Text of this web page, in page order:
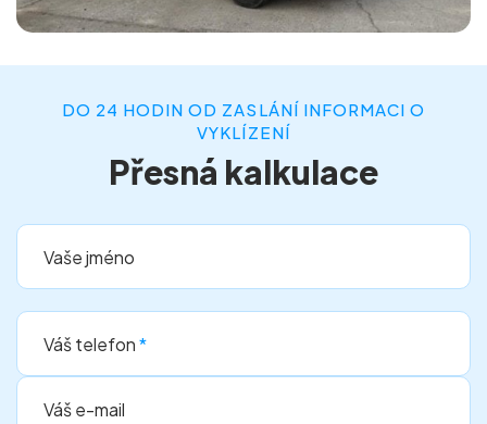
DO 24 HODIN OD ZASLÁNÍ INFORMACI O
VYKLÍZENÍ
Přesná kalkulace
Vaše jméno
Váš telefon*
Váš e-mail